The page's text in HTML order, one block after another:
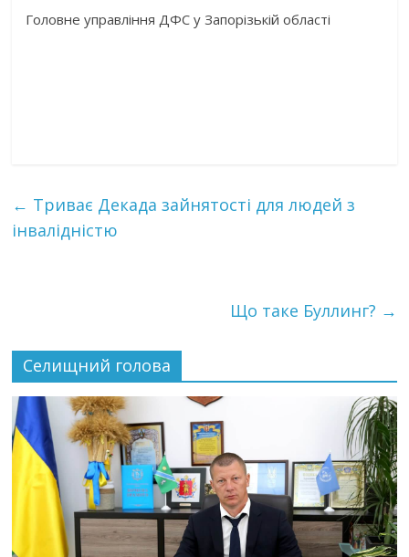
Головне управління ДФС у Запорізькій області
← Триває Декада зайнятості для людей з
інвалідністю
Що таке Буллинг? →
Селищний голова